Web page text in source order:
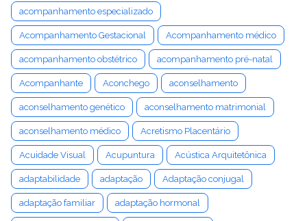
acompanhamento especializado
Acompanhamento Gestacional Acompanhamento médico
acompanhamento obstétrico acompanhamento pré-natal
Acompanhante Aconchego aconselhamento
aconselhamento genético aconselhamento matrimonial
aconselhamento médico Acretismo Placentário
Acuidade Visual Acupuntura Acústica Arquitetônica
adaptabilidade adaptação Adaptação conjugal
adaptação familiar adaptação hormonal